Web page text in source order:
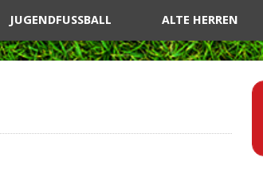
JUGENDFUSSBALL ALTE HERREN